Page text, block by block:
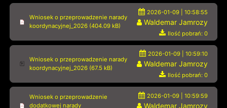
Wniosek o przeprowadzenie narady
koordynacyjnej_2026 (404.09 kB)
2026-01-09 | 10:58:55
Waldemar Jamrozy
Ilość pobrań: 0
Wniosek o przeprowadzenie narady
koordynacyjnej_2026 (67.5 kB)
2026-01-09 | 10:59:10
Waldemar Jamrozy
Ilość pobrań: 0
Wniosek o przeprowadzenie
dodatkowej narady
2026-01-09 | 10:59:59
Waldemar Jamrozy